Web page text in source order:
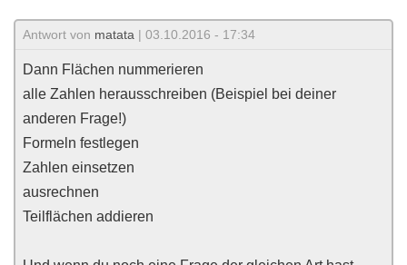
Antwort von matata | 03.10.2016 - 17:34
Dann Flächen nummerieren
alle Zahlen herausschreiben (Beispiel bei deiner
anderen Frage!)
Formeln festlegen
Zahlen einsetzen
ausrechnen
Teilflächen addieren